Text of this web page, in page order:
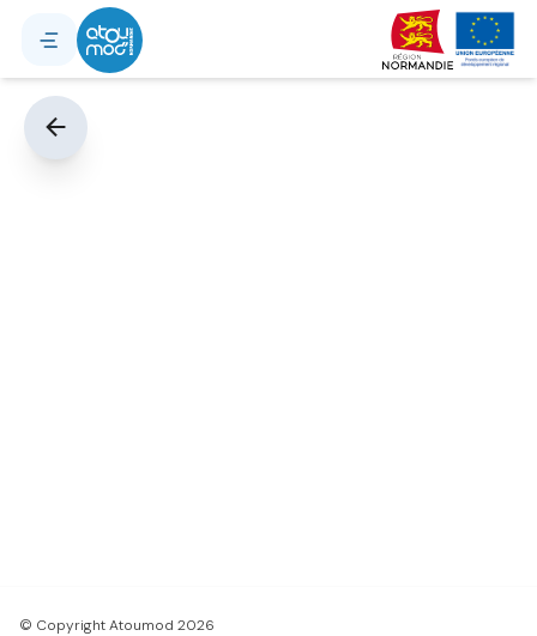
© Copyright Atoumod 2026